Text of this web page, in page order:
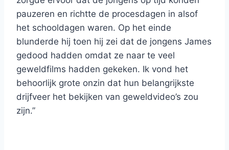
pauzeren en richtte de procesdagen in alsof
het schooldagen waren. Op het einde
blunderde hij toen hij zei dat de jongens James
gedood hadden omdat ze naar te veel
geweldfilms hadden gekeken. Ik vond het
behoorlijk grote onzin dat hun belangrijkste
drijfveer het bekijken van geweldvideo’s zou
zijn.”